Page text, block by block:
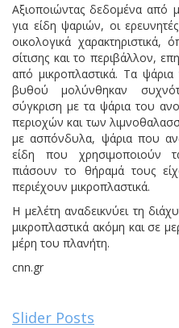
Αξιοποιώντας δεδομένα από
για είδη ψαριών, οι
οικολογικά
σίτισης και το περιβάλλον,
από μικροπλαστικά. Τα
βυθού μολύνθηκαν
σύγκριση με τα ψάρια του
περιοχών και των
με ασπόνδυλα, ψάρια που
είδη που χρησιμοποιούν
πιάσουν το θήραμά τους
περιέχουν μικροπλαστικά.
Η μελέτη αναδεικνύει τη
μικροπλαστικά ακόμη και σε
μέρη του πλανήτη.
cnn.gr
Slider Posts